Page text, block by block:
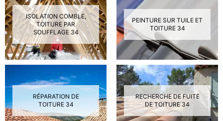
ISOLATION COMBLE,
TOITURE PAR
SOUFFLAGE 34
PEINTURE SUR TUILE ET
TOITURE 34
RÉPARATION DE
TOITURE 34
RECHERCHE DE FUITE
DE TOITURE 34